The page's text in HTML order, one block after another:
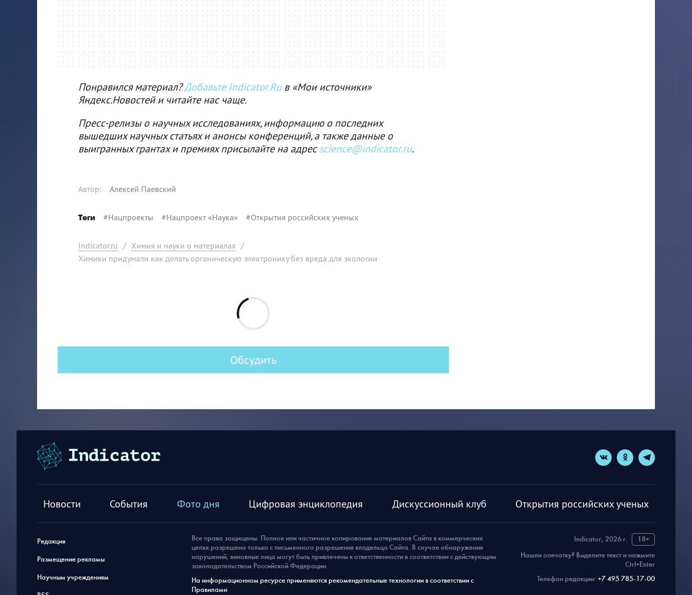
Понравился материал?Добавьте Indicator.Ruв «Мои источники»
Яндекс.Новостей и читайте нас чаще.
Пресс-релизы о научных исследованиях, информацию о последних
вышедших научных статьях и анонсы конференций, а также данные о
выигранных грантах и премиях присылайте на адресscience@indicator.ru.
Автор: Алексей Паевский
Теги #Нацпроекты #Нацпроект «Наука» #Открытия российских ученых
Indicator.ru / Химия и науки о материалах /
Химики придумали как делать органическую электронику без вреда для экологии
Обсудить
Новости События Фото дня Цифровая энциклопедия Дискуссионный клуб Открытия российских ученых
Редакция
Размещение рекламы
Научным учреждениям
Indicator, 2026 г.
18+
Нашли опечатку? Выделите текст и нажмите
Ctrl+Enter
Телефон редакции: +7 495 785-17-00
Все права защищены. Полное или частичное копирование материалов Сайта в коммерческих
целях разрешено только с письменного разрешения владельца Сайта. В случае обнаружения
нарушений, виновные лица могут быть привлечены к ответственности в соответствии с действующим
законодательством Российской Федерации.
На информационном ресурсе применяются рекомендательные технологии в соответствии с
Правилами